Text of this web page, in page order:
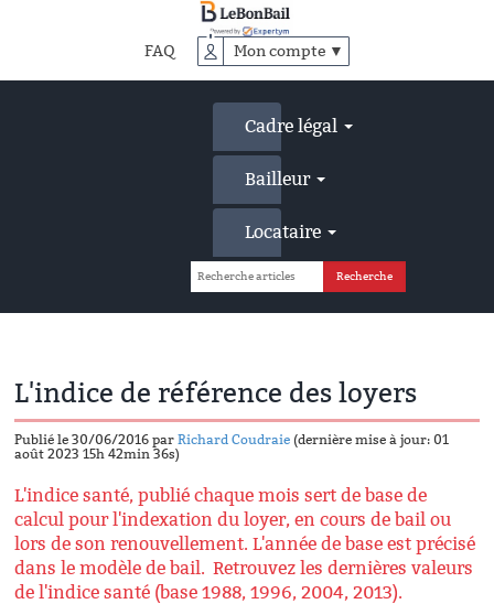
FAQ Mon compte ▼
Cadre légal
Bailleur
Locataire
L'indice de référence des loyers
Publié le 30/06/2016 parRichard Coudraie (dernière mise à jour: 01
août 2023 15h 42min 36s)
L'indice santé, publié chaque mois sert de base de
calcul pour l'indexation du loyer, en cours de bail ou
lors de son renouvellement. L'année de base est précisé
dans le modèle de bail.Retrouvez les dernières valeurs
de l'indice santé (base 1988, 1996, 2004, 2013).